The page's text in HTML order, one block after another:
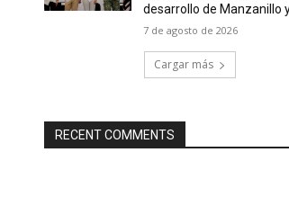
desarrollo de Manzanillo
7 de agosto de 2026
Cargar más
RECENT COMMENTS